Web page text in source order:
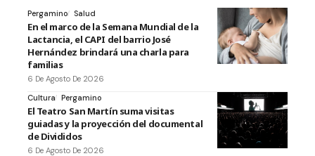
Pergamino Salud
En el marco de la Semana Mundial de la
Lactancia, el CAPI del barrio José
Hernández brindará una charla para
familias
6 De Agosto De 2026
Cultura Pergamino
El Teatro San Martín suma visitas
guiadas y la proyección del documental
de Divididos
6 De Agosto De 2026